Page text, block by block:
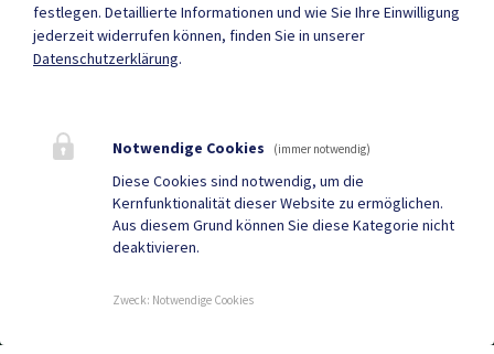
Mehr
Quicklinks
Geko digital Gemeinde-
Neuigkeiten
Tourismus
Gemeindenachrichten
festlegen. Detaillierte Informationen und wie Sie Ihre Einwilligung
jederzeit widerrufen können, finden Sie in unserer
Datenschutzerklärung.
Notwendige Cookies (immer notwendig)
Diese Cookies sind notwendig, um die
Kernfunktionalität dieser Website zu ermöglichen.
Aus diesem Grund können Sie diese Kategorie nicht
deaktivieren.
Zweck: Notwendige Cookies